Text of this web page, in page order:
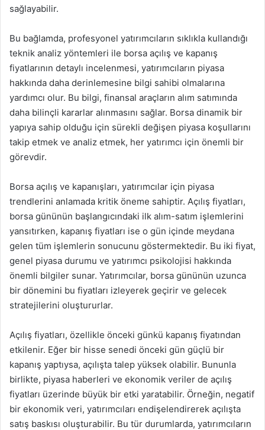
sağlayabilir.
Bu bağlamda, profesyonel yatırımcıların sıklıkla kullandığı
teknik analiz yöntemleri ile borsa açılış ve kapanış
fiyatlarının detaylı incelenmesi, yatırımcıların piyasa
hakkında daha derinlemesine bilgi sahibi olmalarına
yardımcı olur. Bu bilgi, finansal araçların alım satımında
daha bilinçli kararlar alınmasını sağlar. Borsa dinamik bir
yapıya sahip olduğu için sürekli değişen piyasa koşullarını
takip etmek ve analiz etmek, her yatırımcı için önemli bir
görevdir.
Borsa açılış ve kapanışları, yatırımcılar için piyasa
trendlerini anlamada kritik öneme sahiptir. Açılış fiyatları,
borsa gününün başlangıcındaki ilk alım-satım işlemlerini
yansıtırken, kapanış fiyatları ise o gün içinde meydana
gelen tüm işlemlerin sonucunu göstermektedir. Bu iki fiyat,
genel piyasa durumu ve yatırımcı psikolojisi hakkında
önemli bilgiler sunar. Yatırımcılar, borsa gününün uzunca
bir dönemini bu fiyatları izleyerek geçirir ve gelecek
stratejilerini oluştururlar.
Açılış fiyatları, özellikle önceki günkü kapanış fiyatından
etkilenir. Eğer bir hisse senedi önceki gün güçlü bir
kapanış yaptıysa, açılışta talep yüksek olabilir. Bununla
birlikte, piyasa haberleri ve ekonomik veriler de açılış
fiyatları üzerinde büyük bir etki yaratabilir. Örneğin, negatif
bir ekonomik veri, yatırımcıları endişelendirerek açılışta
satış baskısı oluşturabilir. Bu tür durumlarda, yatırımcıların